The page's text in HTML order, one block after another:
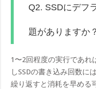
Q2. SSDにデフ
題がありますか？
1〜2回程度の実行であれ
しSSDの書き込み回数に
繰り返すと消耗を早める